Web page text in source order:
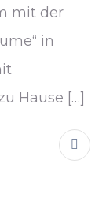
mit der
in
Hause […]